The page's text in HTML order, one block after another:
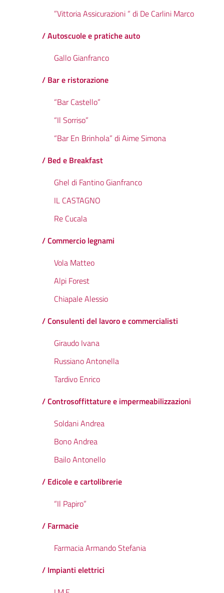
”Vittoria Assicurazioni “ di De Carlini Marco
/ Autoscuole e pratiche auto
Gallo Gianfranco
/ Bar e ristorazione
“Bar Castello”
“Il Sorriso”
“Bar En Brinhola” di Aime Simona
/ Bed e Breakfast
Ghel di Fantino Gianfranco
IL CASTAGNO
Re Cucala
/ Commercio legnami
Vola Matteo
Alpi Forest
Chiapale Alessio
/ Consulenti del lavoro e commercialisti
Giraudo Ivana
Russiano Antonella
Tardivo Enrico
/ Controsoffittature e impermeabilizzazioni
Soldani Andrea
Bono Andrea
Bailo Antonello
/ Edicole e cartolibrerie
“Il Papiro”
/ Farmacie
Farmacia Armando Stefania
/ Impianti elettrici